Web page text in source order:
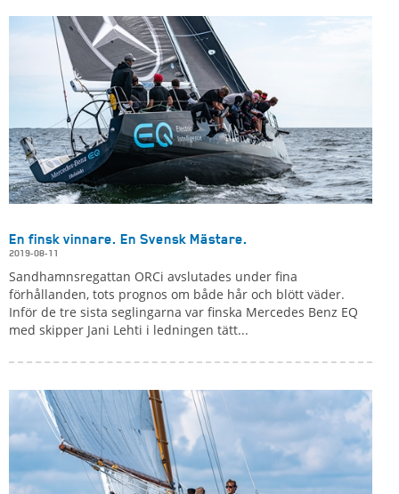
En finsk vinnare. En Svensk Mästare.
2019-08-11
Sandhamnsregattan ORCi avslutades under fina
förhållanden, tots prognos om både hår och blött väder.
Inför de tre sista seglingarna var finska Mercedes Benz EQ
med skipper Jani Lehti i ledningen tätt...